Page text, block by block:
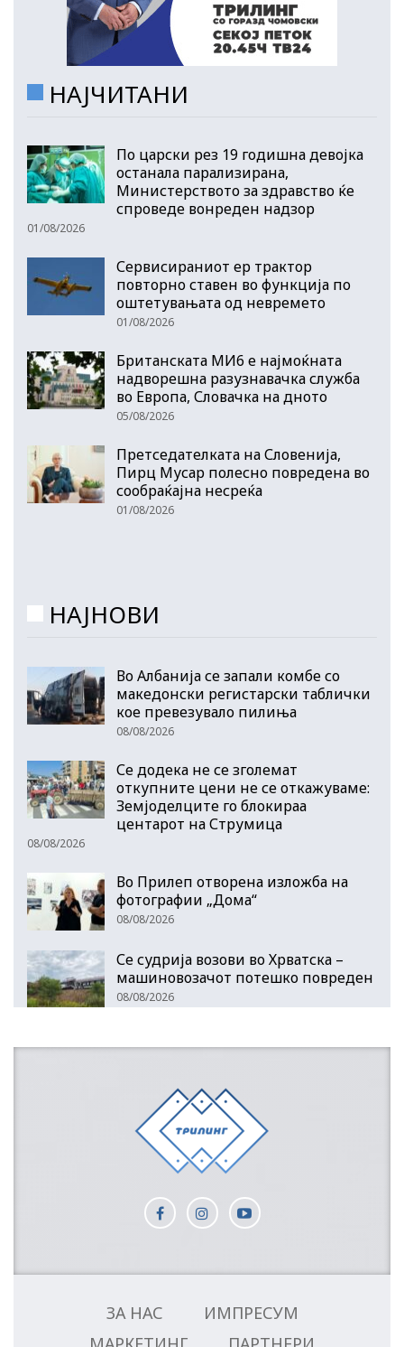
НАЈЧИТАНИ
По царски рез 19 годишна девојка
останала парализирана,
Министерството за здравство ќе
спроведе вонреден надзор
01/08/2026
Сервисираниот ер трактор
повторно ставен во функција по
оштетувањата од невремето
01/08/2026
Британската МИ6 е најмоќната
надворешна разузнавачка служба
во Европа, Словачка на дното
05/08/2026
Претседателката на Словенија,
Пирц Мусар полесно повредена во
сообраќајна несреќа
01/08/2026
НАЈНОВИ
Во Албанија се запали комбе со
македонски регистарски таблички
кое превезувало пилиња
08/08/2026
Се додека не се зголемат
откупните цени не се откажуваме:
Земјоделците го блокираа
центарот на Струмица
08/08/2026
Во Прилеп отворена изложба на
фотографии „Дома“
08/08/2026
Се судрија возови во Хрватска –
машиновозачот потешко повреден
08/08/2026
ЗА НАС
ИМПРЕСУМ